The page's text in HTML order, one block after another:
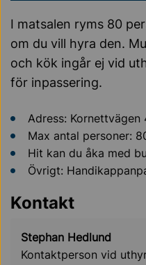
I matsalen ryms 80
om du vill hyra den.
och kök ingår ej vid
för inpassering.
Adress: Kornettvägen
Max antal personer:
Hit kan du åka med
Övrigt:
Kontakt
Stephan Hedlund
Kontaktperson vid